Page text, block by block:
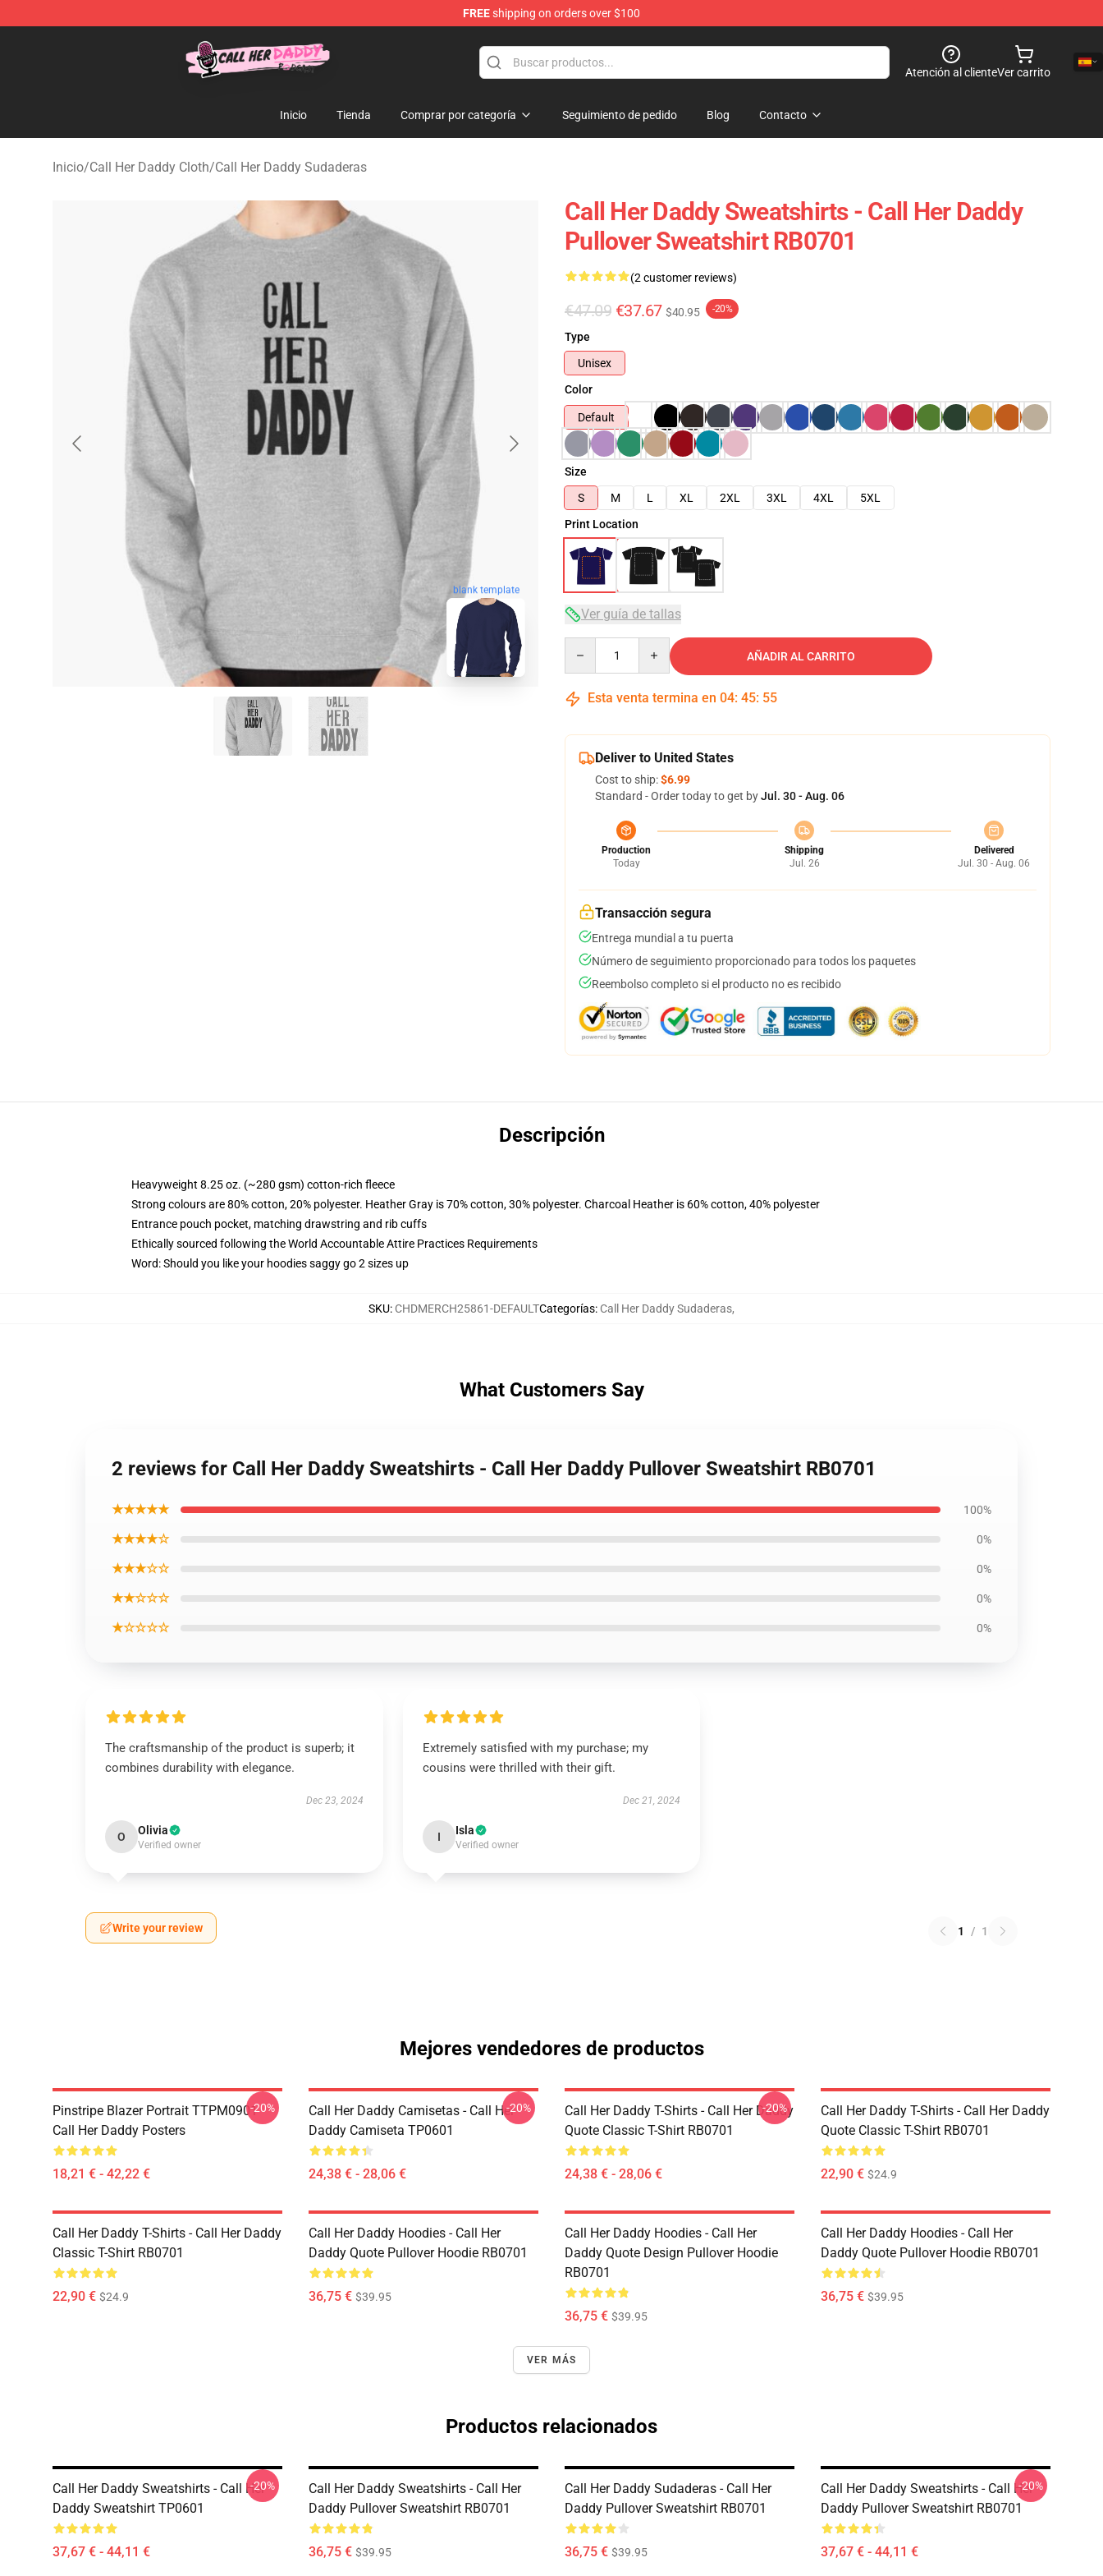
FREEshipping on orders over $100
Call Her Daddy Store - Official Call Her Daddy Merchandise Shop
Atención al clienteVer carrito
Inicio Tienda Comprar por categoría Seguimiento de pedido Blog Contacto
Inicio/Call Her Daddy Cloth/Call Her Daddy Sudaderas
blank template
Call Her Daddy Sweatshirts - Call Her Daddy
Pullover Sweatshirt RB0701
(2 customer reviews)
€47.09 €37.67 $40.95 -20%
Type
Unisex
Color
Default
Size
S
M L XL 2XL 3XL 4XL
5XL
Print Location
Ver guía de tallas
AÑADIR AL CARRITO
Esta venta termina en 04: 45: 54
Deliver to United States
Cost to ship:$6.99
Standard - Order today to get byJul. 30 - Aug. 06
Production
Today
Shipping
Jul. 26
Delivered
Jul. 30 - Aug. 06
Transacción segura
Entrega mundial a tu puerta
Número de seguimiento proporcionado para todos los paquetes
Reembolso completo si el producto no es recibido
Descripción
Heavyweight 8.25 oz. (~280 gsm) cotton-rich fleece
Strong colours are 80% cotton, 20% polyester. Heather Gray is 70% cotton, 30% polyester. Charcoal Heather is 60% cotton, 40% polyester
Entrance pouch pocket, matching drawstring and rib cuffs
Ethically sourced following the World Accountable Attire Practices Requirements
Word: Should you like your hoodies saggy go 2 sizes up
SKU: CHDMERCH25861-DEFAULTCategorías: Call Her Daddy Sudaderas,
What Customers Say
2 reviews for Call Her Daddy Sweatshirts - Call Her Daddy Pullover Sweatshirt RB0701
★★★★★ 100%
★★★★☆ 0%
★★★☆☆ 0%
★★☆☆☆ 0%
★☆☆☆☆ 0%
The craftsmanship of the product is superb; it
combines durability with elegance.
Dec 23, 2024
O Olivia
Verified owner
Extremely satisfied with my purchase; my
cousins were thrilled with their gift.
Dec 21, 2024
I Isla
Verified owner
Write your review 1 / 1
Mejores vendedores de productos
Pinstripe Blazer Portrait TTPM0901
Call Her Daddy Posters
18,21 € - 42,22 €
-20%
Call Her Daddy Camisetas - Call Her
Daddy Camiseta TP0601
24,38 € - 28,06 €
-20%
Call Her Daddy T-Shirts - Call Her Daddy
Quote Classic T-Shirt RB0701
24,38 € - 28,06 €
-20%
Call Her Daddy T-Shirts - Call Her Daddy
Quote Classic T-Shirt RB0701
22,90 € $24.9
Call Her Daddy T-Shirts - Call Her Daddy
Classic T-Shirt RB0701
22,90 € $24.9
Call Her Daddy Hoodies - Call Her
Daddy Quote Pullover Hoodie RB0701
36,75 € $39.95
Call Her Daddy Hoodies - Call Her
Daddy Quote Design Pullover Hoodie
RB0701
36,75 € $39.95
Call Her Daddy Hoodies - Call Her
Daddy Quote Pullover Hoodie RB0701
36,75 € $39.95
VER MÁS
Productos relacionados
Call Her Daddy Sweatshirts - Call Her
Daddy Sweatshirt TP0601
37,67 € - 44,11 €
-20%
Call Her Daddy Sweatshirts - Call Her
Daddy Pullover Sweatshirt RB0701
36,75 € $39.95
Call Her Daddy Sudaderas - Call Her
Daddy Pullover Sweatshirt RB0701
36,75 € $39.95
Call Her Daddy Sweatshirts - Call Her
Daddy Pullover Sweatshirt RB0701
37,67 € - 44,11 €
-20%